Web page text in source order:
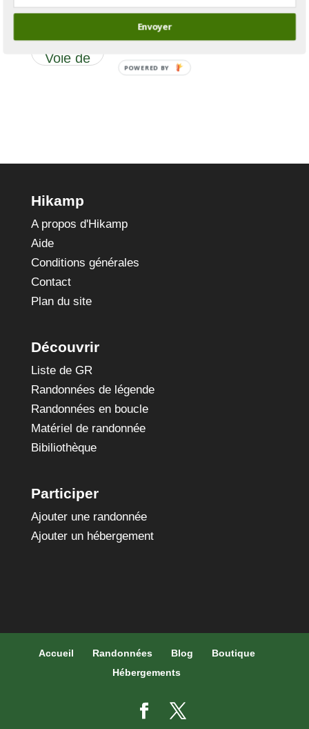
le chemin
Gilles ou
Voie de
Hikamp
A propos d'Hikamp
Aide
Conditions générales
Contact
Plan du site
Découvrir
Liste de GR
Randonnées de légende
Randonnées en boucle
Matériel de randonnée
Bibiliothèque
Participer
Ajouter une randonnée
Ajouter un hébergement
Accueil Randonnées Blog
Boutique
Hébergements
Envoyer
POWERED BY